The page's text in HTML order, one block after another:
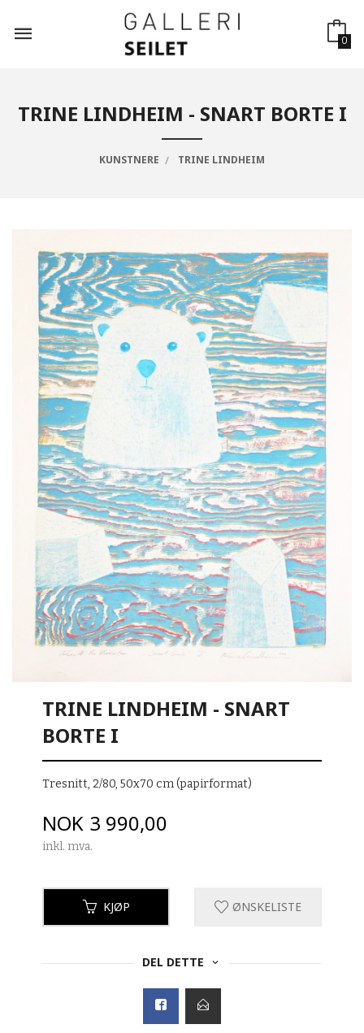
innholdet
0
TRINE LINDHEIM - SNART BORTE I
KUNSTNERE TRINE LINDHEIM
TRINE LINDHEIM - SNART
BORTE I
Tresnitt, 2/80, 50x70 cm (papirformat)
Pris
NOK 3 990,00
inkl. mva.
KJØP ØNSKELISTE
DEL DETTE